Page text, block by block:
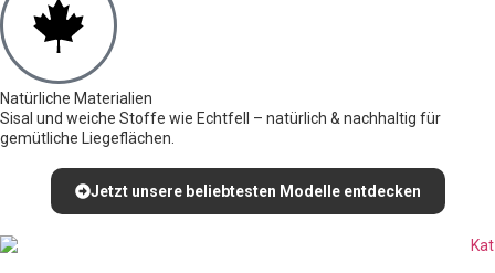
Natürliche Materialien
Sisal und weiche Stoffe wie Echtfell – natürlich & nachhaltig für
gemütliche Liegeflächen.
Jetzt unsere beliebtesten Modelle entdecken